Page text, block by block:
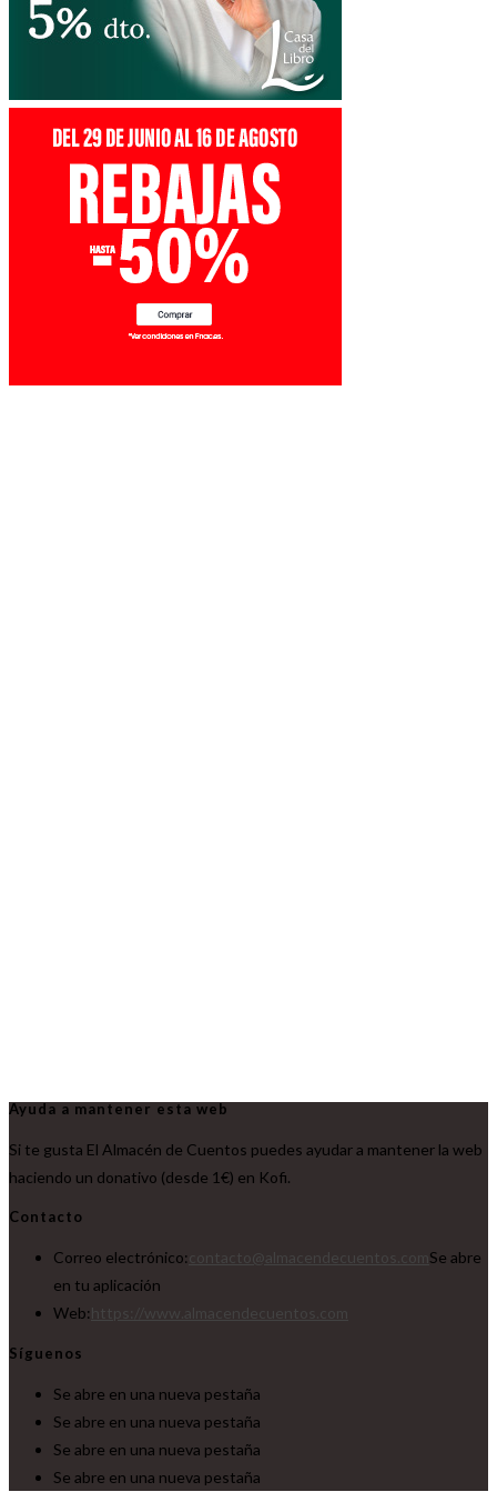
Ayuda a mantener esta web
Si te gusta El Almacén de Cuentos puedes ayudar a mantener la web
haciendo un donativo (desde 1€) en Kofi.
Contacto
Correo electrónico:
Se abre
en tu aplicación
Web:
Síguenos
Se abre en una nueva pestaña
Se abre en una nueva pestaña
Se abre en una nueva pestaña
Se abre en una nueva pestaña